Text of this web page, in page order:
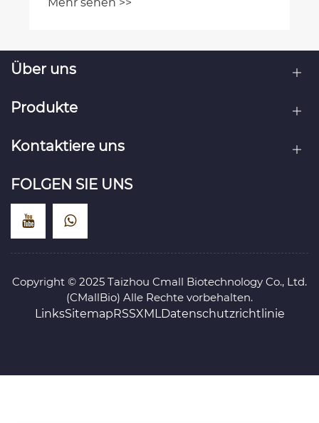
Über uns
Produkte
Kontaktiere uns
FOLGEN SIE UNS
Copyright © 2025 Taizhou Cmall Biotechnology Co., Ltd.
(CMallBio) Alle Rechte vorbehalten.
LinksSitemapRSSXMLDatenschutzrichtlinie